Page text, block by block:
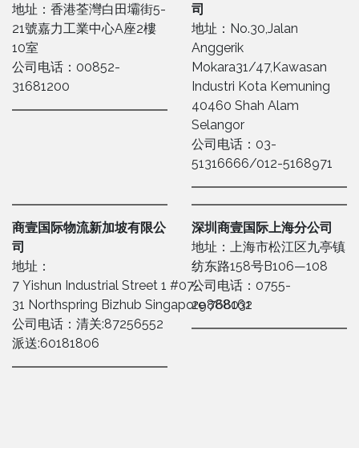
地址：香港荃灣白田壩街5-
21號嘉力工業中心A座2樓
10室
公司电话：00852-
31681200
司
地址：No.30,Jalan
Anggerik
Mokara31/47,Kawasan
Industri Kota Kemuning
40460 Shah Alam
Selangor
公司电话：03-
51316666/012-5168971
商壹国际物流新加坡有限公
司
地址：
7 Yishun Industrial Street 1 #07-
31 Northspring Bizhub Singapore 768162
公司电话：清关:87256552
派送:60181806
深圳商壹国际上海分公司
地址：上海市松江区九亭镇
纺东路158号B106—108
公司电话：0755-
29888031